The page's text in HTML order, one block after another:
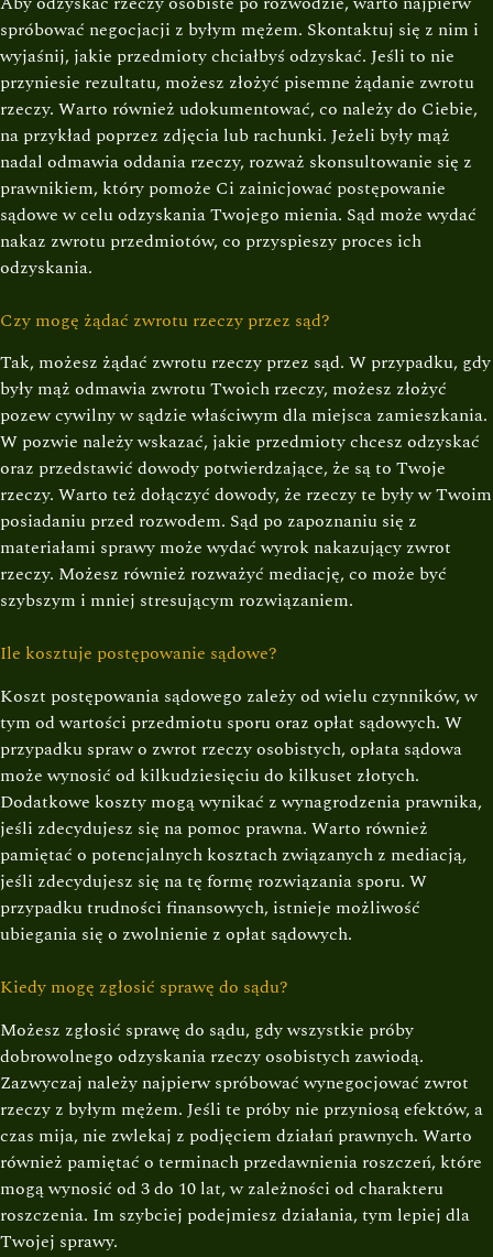
spróbować negocjacji z byłym mężem. Skontaktuj się z nim i
wyjaśnij, jakie przedmioty chciałbyś odzyskać. Jeśli to nie
przyniesie rezultatu, możesz złożyć pisemne żądanie zwrotu
rzeczy. Warto również udokumentować, co należy do Ciebie,
na przykład poprzez zdjęcia lub rachunki. Jeżeli były mąż
nadal odmawia oddania rzeczy, rozważ skonsultowanie się z
prawnikiem, który pomoże Ci zainicjować postępowanie
sądowe w celu odzyskania Twojego mienia. Sąd może wydać
nakaz zwrotu przedmiotów, co przyspieszy proces ich
odzyskania.
Czy mogę żądać zwrotu rzeczy przez sąd?
Tak, możesz żądać zwrotu rzeczy przez sąd. W przypadku, gdy
były mąż odmawia zwrotu Twoich rzeczy, możesz złożyć
pozew cywilny w sądzie właściwym dla miejsca zamieszkania.
W pozwie należy wskazać, jakie przedmioty chcesz odzyskać
oraz przedstawić dowody potwierdzające, że są to Twoje
rzeczy. Warto też dołączyć dowody, że rzeczy te były w Twoim
posiadaniu przed rozwodem. Sąd po zapoznaniu się z
materiałami sprawy może wydać wyrok nakazujący zwrot
rzeczy. Możesz również rozważyć mediację, co może być
szybszym i mniej stresującym rozwiązaniem.
Ile kosztuje postępowanie sądowe?
Koszt postępowania sądowego zależy od wielu czynników, w
tym od wartości przedmiotu sporu oraz opłat sądowych. W
przypadku spraw o zwrot rzeczy osobistych, opłata sądowa
może wynosić od kilkudziesięciu do kilkuset złotych.
Dodatkowe koszty mogą wynikać z wynagrodzenia prawnika,
jeśli zdecydujesz się na pomoc prawna. Warto również
pamiętać o potencjalnych kosztach związanych z mediacją,
jeśli zdecydujesz się na tę formę rozwiązania sporu. W
przypadku trudności finansowych, istnieje możliwość
ubiegania się o zwolnienie z opłat sądowych.
Kiedy mogę zgłosić sprawę do sądu?
Możesz zgłosić sprawę do sądu, gdy wszystkie próby
dobrowolnego odzyskania rzeczy osobistych zawiodą.
Zazwyczaj należy najpierw spróbować wynegocjować zwrot
rzeczy z byłym mężem. Jeśli te próby nie przyniosą efektów, a
czas mija, nie zwlekaj z podjęciem działań prawnych. Warto
również pamiętać o terminach przedawnienia roszczeń, które
mogą wynosić od 3 do 10 lat, w zależności od charakteru
roszczenia. Im szybciej podejmiesz działania, tym lepiej dla
Twojej sprawy.